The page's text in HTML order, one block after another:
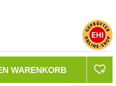
WARENKORB